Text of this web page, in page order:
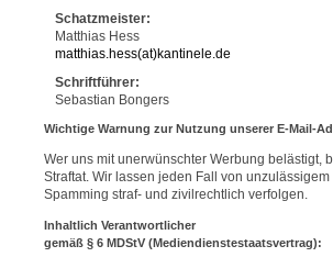
Schatzmeister:
Matthias Hess
matthias.hess(at)kantinele.de
Schriftführer:
Sebastian Bongers
Wichtige Warnung zur Nutzung unserer E-Mail-
Wer uns mit unerwünschter Werbung belästigt,
Straftat. Wir lassen jeden Fall von unzulässigem
Spamming straf- und zivilrechtlich verfolgen.
Inhaltlich Verantwortlicher
gemäß § 6 MDStV (Mediendienstestaatsvertrag):